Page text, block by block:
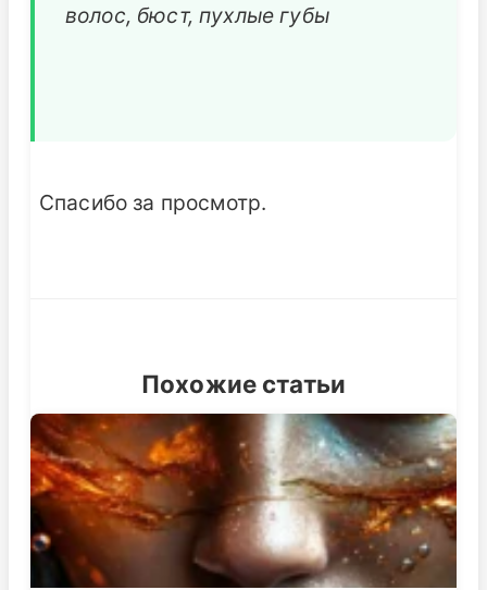
волос, бюст, пухлые губы
Спасибо за просмотр.
Похожие статьи